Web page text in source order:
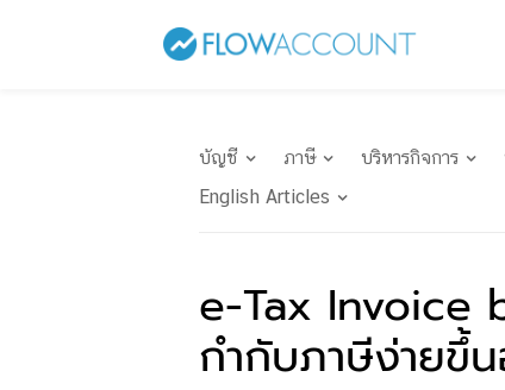
บัญชี ภาษี บริหารกิจการ
English Articles
e-Tax Invoice
กำกับภาษีง่ายขึ้น